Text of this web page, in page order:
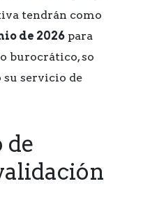
tendrán como
de 2026 para
burocrático, so
servicio de
de